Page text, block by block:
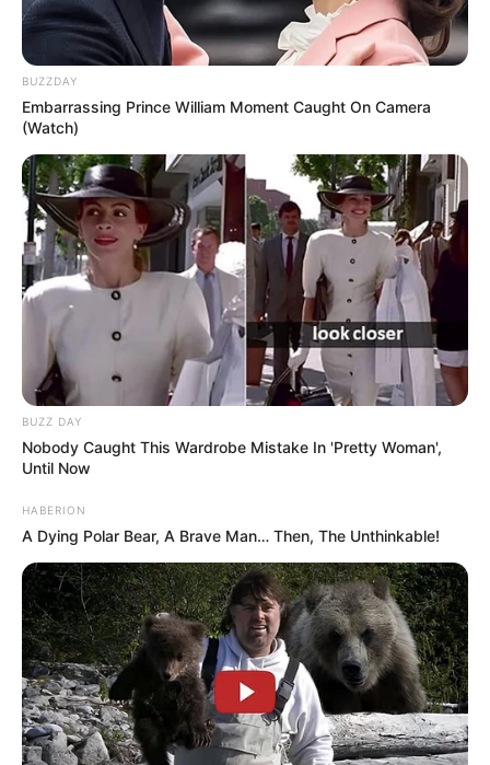
BUZZDAY
Embarrassing Prince William Moment Caught On Camera
(Watch)
BUZZ DAY
Nobody Caught This Wardrobe Mistake In 'Pretty Woman',
Until Now
HABERION
A Dying Polar Bear, A Brave Man… Then, The Unthinkable!